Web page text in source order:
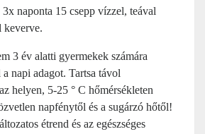
3x naponta 15 csepp vízzel, teával
keverve.
3 év alatti gyermekek számára
napi adagot. Tartsa távol
helyen, 5-25 ° C hőmérsékleten
napfénytől és a sugárzó hőtől!
étrend és az egészséges